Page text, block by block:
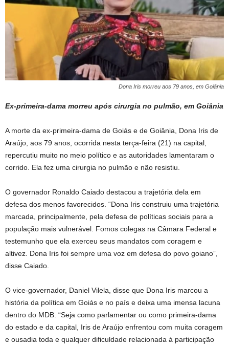
Dona Iris morreu aos 79 anos, em Goiânia
Ex-primeira-dama morreu após cirurgia no pulmão, em Goiânia
A morte da ex-primeira-dama de Goiás e de Goiânia, Dona Iris de
Araújo, aos 79 anos, ocorrida nesta terça-feira (21) na capital,
repercutiu muito no meio político e as autoridades lamentaram o
corrido. Ela fez uma cirurgia no pulmão e não resistiu.
O governador Ronaldo Caiado destacou a trajetória dela em
defesa dos menos favorecidos. “Dona Iris construiu uma trajetória
marcada, principalmente, pela defesa de políticas sociais para a
população mais vulnerável. Fomos colegas na Câmara Federal e
testemunho que ela exerceu seus mandatos com coragem e
altivez. Dona Iris foi sempre uma voz em defesa do povo goiano”,
disse Caiado.
O vice-governador, Daniel Vilela, disse que Dona Iris marcou a
história da política em Goiás e no país e deixa uma imensa lacuna
dentro do MDB. “Seja como parlamentar ou como primeira-dama
do estado e da capital, Iris de Araújo enfrentou com muita coragem
e ousadia toda e qualquer dificuldade relacionada à participação